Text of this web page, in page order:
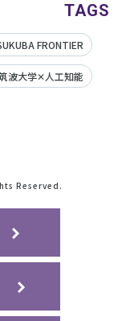
TAGS
FRONTIER
波大学✕人工知能
Reserved.